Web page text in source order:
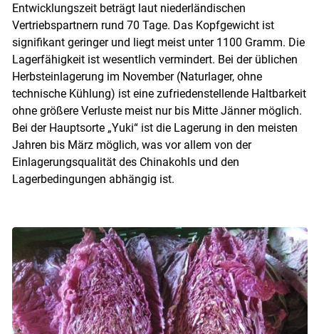
Entwicklungszeit beträgt laut niederländischen
Vertriebspartnern rund 70 Tage. Das Kopfgewicht ist
signifikant geringer und liegt meist unter 1100 Gramm. Die
Lagerfähigkeit ist wesentlich vermindert. Bei der üblichen
Herbsteinlagerung im November (Naturlager, ohne
technische Kühlung) ist eine zufriedenstellende Haltbarkeit
ohne größere Verluste meist nur bis Mitte Jänner möglich.
Bei der Hauptsorte „Yuki“ ist die Lagerung in den meisten
Jahren bis März möglich, was vor allem von der
Einlagerungsqualität des Chinakohls und den
Lagerbedingungen abhängig ist.